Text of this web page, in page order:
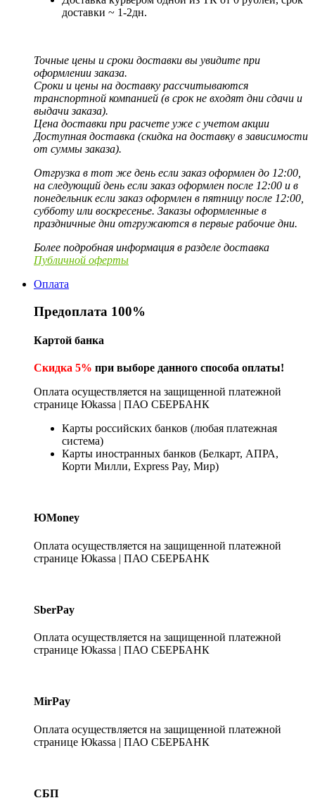
доставки ~ 1-2дн.
Точные цены и сроки доставки вы увидите при
оформлении заказа.
Сроки и цены на доставку рассчитываются
транспортной компанией (в срок не входят дни сдачи и
выдачи заказа).
Цена доставки при расчете уже с учетом акции
Доступная доставка (скидка на доставку в зависимости
от суммы заказа).
Отгрузка в тот же день если заказ оформлен до 12:00,
на следующий день если заказ оформлен после 12:00 и в
понедельник если заказ оформлен в пятницу после 12:00,
субботу или воскресенье. Заказы оформленные в
праздничные дни отгружаются в первые рабочие дни.
Более подробная информация в разделе доставка
Публичной оферты
Оплата
Предоплата 100%
Картой банка
Скидка 5% при выборе данного способа оплаты!
Оплата осуществляется на защищенной платежной
странице Юkassa | ПАО СБЕРБАНК
Карты российских банков (любая платежная
система)
Карты иностранных банков (Белкарт, АПРА,
Корти Милли, Express Pay, Мир)
ЮMoney
Оплата осуществляется на защищенной платежной
странице Юkassa | ПАО СБЕРБАНК
SberPay
Оплата осуществляется на защищенной платежной
странице Юkassa | ПАО СБЕРБАНК
MirPay
Оплата осуществляется на защищенной платежной
странице Юkassa | ПАО СБЕРБАНК
СБП